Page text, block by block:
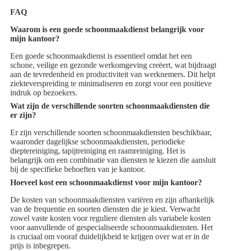
FAQ
Waarom is een goede schoonmaakdienst belangrijk voor
mijn kantoor?
Een goede schoonmaakdienst is essentieel omdat het een
schone, veilige en gezonde werkomgeving creëert, wat bijdraagt
aan de tevredenheid en productiviteit van werknemers. Dit helpt
ziekteverspreiding te minimaliseren en zorgt voor een positieve
indruk op bezoekers.
Wat zijn de verschillende soorten schoonmaakdiensten die
er zijn?
Er zijn verschillende soorten schoonmaakdiensten beschikbaar,
waaronder dagelijkse schoonmaakdiensten, periodieke
dieptereiniging, tapijtreiniging en raamreiniging. Het is
belangrijk om een combinatie van diensten te kiezen die aansluit
bij de specifieke behoeften van je kantoor.
Hoeveel kost een schoonmaakdienst voor mijn kantoor?
De kosten van schoonmaakdiensten variëren en zijn afhankelijk
van de frequentie en soorten diensten die je kiest. Verwacht
zowel vaste kosten voor reguliere diensten als variabele kosten
voor aanvullende of gespecialiseerde schoonmaakdiensten. Het
is cruciaal om vooraf duidelijkheid te krijgen over wat er in de
prijs is inbegrepen.